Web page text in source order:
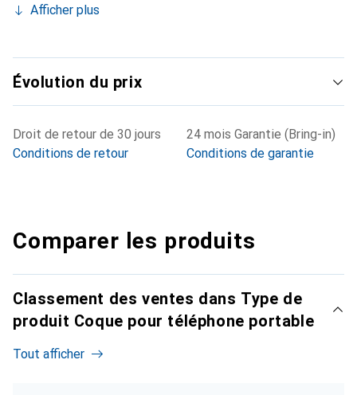
Afficher plus
Évolution du prix
Droit de retour de 30 jours
Conditions de retour
24 mois Garantie (Bring-in)
Conditions de garantie
Comparer les produits
Classement des ventes dans Type de
produit Coque pour téléphone portable
Tout afficher